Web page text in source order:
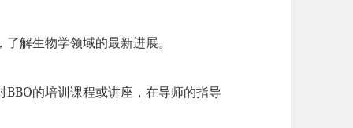
解生物学领域的最新进展。
的培训课程或讲座，在导师的指导